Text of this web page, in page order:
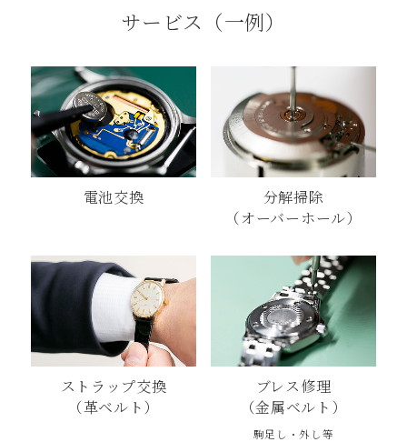
サービス（⼀例）
電池交換
分解掃除
（オーバーホール）
ストラップ交換
（⾰ベルト）
ブレス修理
（⾦属ベルト）
駒⾜し・外し等